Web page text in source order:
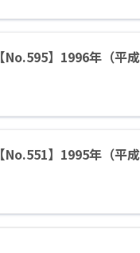
【No.595】1996年（平
【No.551】1995年（平